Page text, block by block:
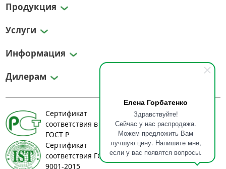
Елена Горбатенко
Здравствуйте!
Сейчас у нас распродажа.
Можем предложить Вам
лучшую цену. Напишите мне,
если у вас появятся вопросы.
Продукция
Услуги
Информация
Дилерам
Сертификат
соответствия в системе
ГОСТ Р
Сертификат
соответствия ГОСТ ИСО
9001-2015